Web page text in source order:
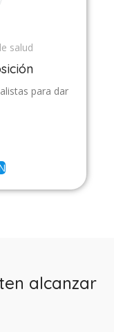
salud
para dar
alcanzar